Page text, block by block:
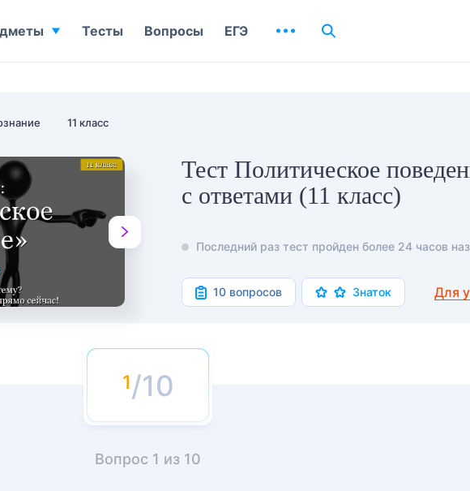
11 класс
Тест Политическое
с ответами (11 класс)
Последний раз тест пройден более 24 часов
10 вопросов Знаток Для
/10
Вопрос 1 из 10
Тесты Вопросы ЕГЭ